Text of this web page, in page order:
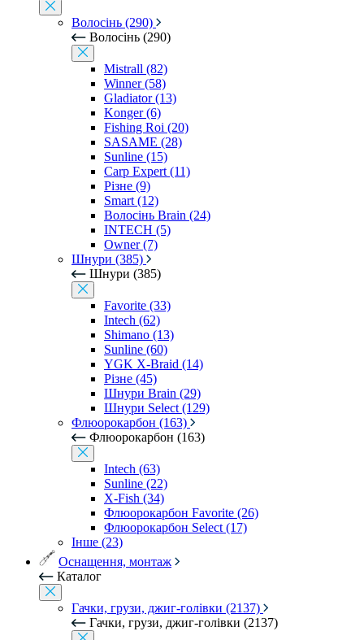
Волосінь (290)
Волосінь (290)
Mistrall (82)
Winner (58)
Gladiator (13)
Konger (6)
Fishing Roi (20)
SASAME (28)
Sunline (15)
Carp Expert (11)
Різне (9)
Smart (12)
Волосінь Brain (24)
INTECH (5)
Owner (7)
Шнури (385)
Шнури (385)
Favorite (33)
Intech (62)
Shimano (13)
Sunline (60)
YGK X-Braid (14)
Різне (45)
Шнури Brain (29)
Шнури Select (129)
Флюорокарбон (163)
Флюорокарбон (163)
Intech (63)
Sunline (22)
X-Fish (34)
Флюорокарбон Favorite (26)
Флюорокарбон Select (17)
Інше (23)
Оснащення, монтаж
Каталог
Гачки, грузи, джиг-голівки (2137)
Гачки, грузи, джиг-голівки (2137)